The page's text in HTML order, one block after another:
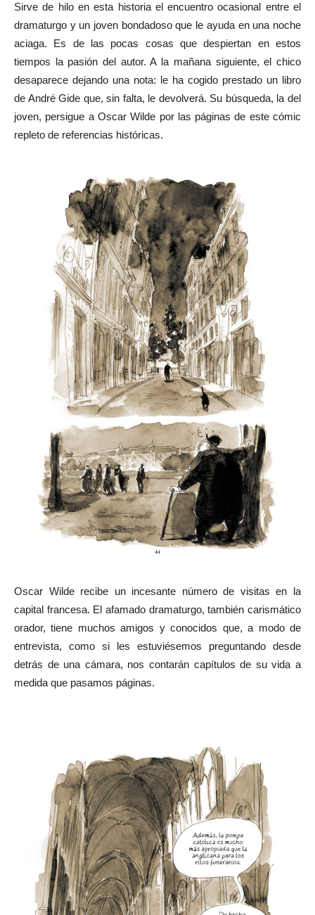
Sirve de hilo en esta historia el encuentro ocasional entre el
dramaturgo y un joven bondadoso que le ayuda en una noche
aciaga. Es de las pocas cosas que despiertan en estos
tiempos la pasión del autor. A la mañana siguiente, el chico
desaparece dejando una nota: le ha cogido prestado un libro
de André Gide que, sin falta, le devolverá. Su búsqueda, la del
joven, persigue a Oscar Wilde por las páginas de este cómic
repleto de referencias históricas.
Oscar Wilde recibe un incesante número de visitas en la
capital francesa. El afamado dramaturgo, también carismático
orador, tiene muchos amigos y conocidos que, a modo de
entrevista, como si les estuviésemos preguntando desde
detrás de una cámara, nos contarán capítulos de su vida a
medida que pasamos páginas.